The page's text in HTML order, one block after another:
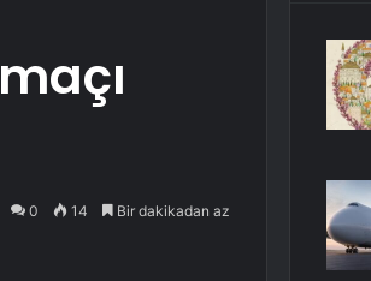
0 14 Bir dakikadan az